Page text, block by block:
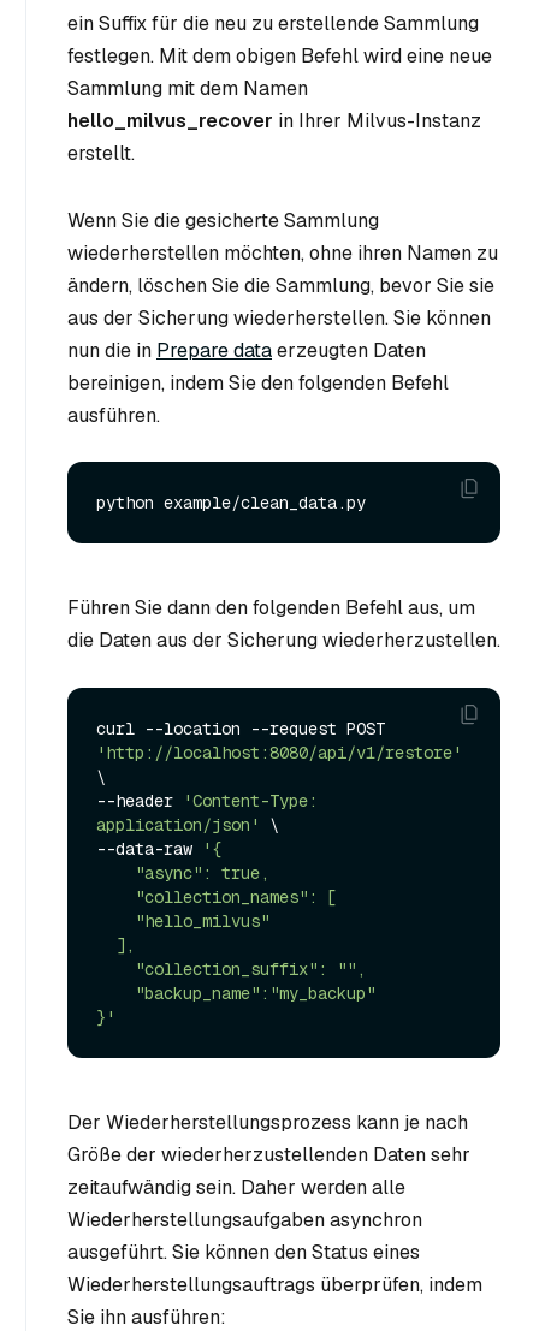
ein Suffix für die neu zu erstellende Sammlung
festlegen. Mit dem obigen Befehl wird eine neue
Sammlung mit dem Namen
hello_milvus_recover in Ihrer Milvus-Instanz
erstellt.
Wenn Sie die gesicherte Sammlung
wiederherstellen möchten, ohne ihren Namen zu
ändern, löschen Sie die Sammlung, bevor Sie sie
aus der Sicherung wiederherstellen. Sie können
nun die in Prepare dataerzeugten Daten
bereinigen, indem Sie den folgenden Befehl
ausführen.
Führen Sie dann den folgenden Befehl aus, um
die Daten aus der Sicherung wiederherzustellen.
'http://localhost:8080/api/v1/restore'
\
--header
'Content-Type:
application/json'
\
--data-raw
'{
}'
Der Wiederherstellungsprozess kann je nach
Größe der wiederherzustellenden Daten sehr
zeitaufwändig sein. Daher werden alle
Wiederherstellungsaufgaben asynchron
ausgeführt. Sie können den Status eines
Wiederherstellungsauftrags überprüfen, indem
Sie ihn ausführen: